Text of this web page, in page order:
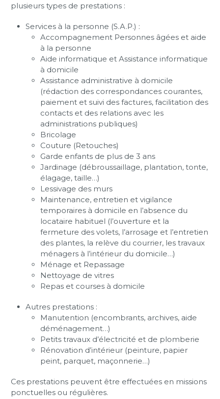
plusieurs types de prestations :
Services à la personne (S.A.P.) :
Accompagnement Personnes âgées et aide
à la personne
Aide informatique et Assistance informatique
à domicile
Assistance administrative à domicile
(rédaction des correspondances courantes,
paiement et suivi des factures, facilitation des
contacts et des relations avec les
administrations publiques)
Bricolage
Couture (Retouches)
Garde enfants de plus de 3 ans
Jardinage (débroussaillage, plantation, tonte,
élagage, taille…)
Lessivage des murs
Maintenance, entretien et vigilance
temporaires à domicile en l’absence du
locataire habituel (l’ouverture et la
fermeture des volets, l’arrosage et l’entretien
des plantes, la relève du courrier, les travaux
ménagers à l’intérieur du domicile…)
Ménage et Repassage
Nettoyage de vitres
Repas et courses à domicile
Autres prestations :
Manutention (encombrants, archives, aide
déménagement…)
Petits travaux d’électricité et de plomberie
Rénovation d’intérieur (peinture, papier
peint, parquet, maçonnerie…)
Ces prestations peuvent être effectuées en missions
ponctuelles ou régulières.